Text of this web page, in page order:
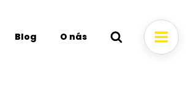
Blog O nás